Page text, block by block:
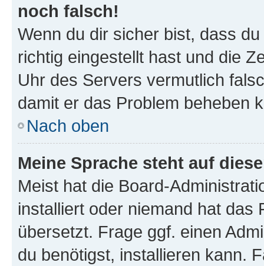
noch falsch!
Wenn du dir sicher bist, dass
richtig eingestellt hast und die
Uhr des Servers vermutlich
damit er das Problem beheben
Nach oben
Meine Sprache steht auf
Meist hat die Board-
installiert oder niemand hat das
übersetzt. Frage ggf. einen
du benötigst, installieren kann.